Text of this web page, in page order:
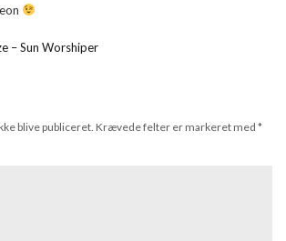
– Sun Worshiper
blive publiceret. Krævede felter er markeret med *